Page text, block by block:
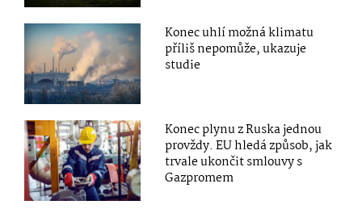
Konec uhlí možná klimatu
příliš nepomůže, ukazuje
studie
Konec plynu z Ruska jednou
provždy. EU hledá způsob, jak
trvale ukončit smlouvy s
Gazpromem